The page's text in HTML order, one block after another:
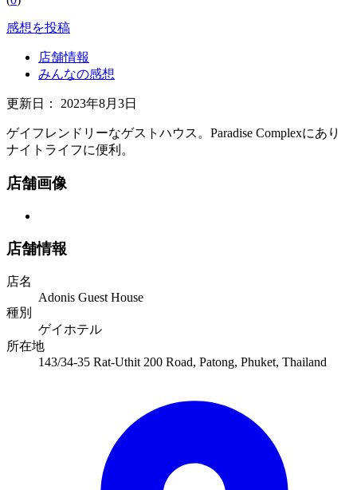
感想を投稿
店舗情報
みんなの感想
更新日： 2023年8月3日
ゲイフレンドリーなゲストハウス。Paradise Complexにあり
ナイトライフに便利。
店舗画像
店舗情報
店名
Adonis Guest House
種別
ゲイホテル
所在地
143/34-35 Rat-Uthit 200 Road, Patong, Phuket, Thailand